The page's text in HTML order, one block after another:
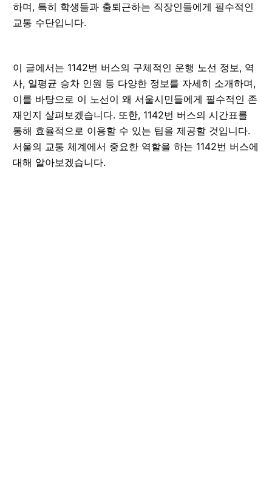
하며, 특히 학생들과 출퇴근하는 직장인들에게 필수적인
교통 수단입니다.
이 글에서는 1142번 버스의 구체적인 운행 노선 정보, 역
사, 일평균 승차 인원 등 다양한 정보를 자세히 소개하며,
이를 바탕으로 이 노선이 왜 서울시민들에게 필수적인 존
재인지 살펴보겠습니다. 또한, 1142번 버스의 시간표를
통해 효율적으로 이용할 수 있는 팁을 제공할 것입니다.
서울의 교통 체계에서 중요한 역할을 하는 1142번 버스에
대해 알아보겠습니다.